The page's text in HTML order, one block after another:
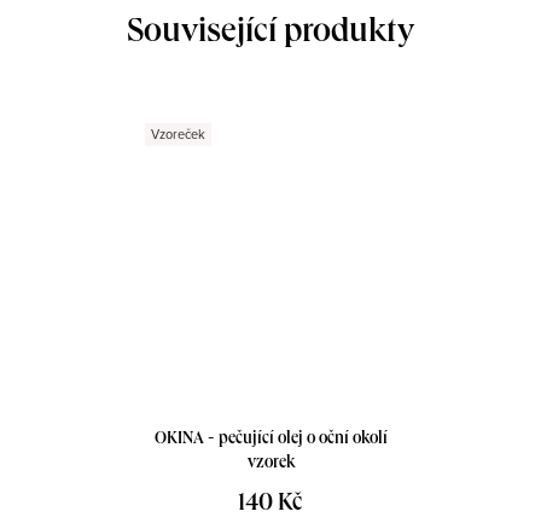
Související produkty
Vzoreček
OKINA - pečující olej o oční okolí
vzorek
140 Kč